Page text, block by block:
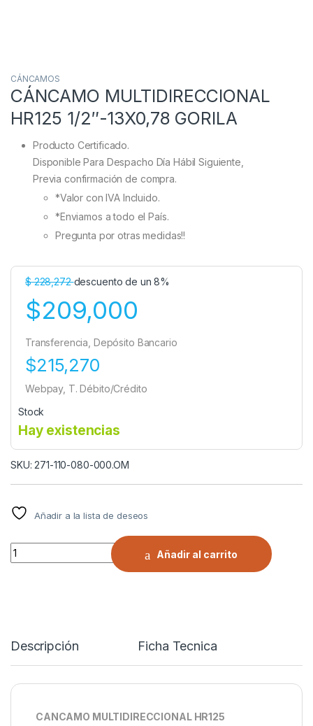
CÁNCAMOS
CÁNCAMO MULTIDIRECCIONAL
HR125 1/2″-13X0,78 GORILA
Producto Certificado.
Disponible Para Despacho Día Hábil Siguiente,
Previa confirmación de compra.
*Valor con IVA Incluido.
*Enviamos a todo el País.
Pregunta por otras medidas!!
$228,272descuento de un 8%
$209,000
Transferencia, Depósito Bancario
$215,270
Webpay, T. Débito/Crédito
Stock
Hay existencias
SKU: 271-110-080-000.OM
Añadir a la lista de deseos
CÁNCAMO MULTIDIRECCIONAL HR125 1/2"-13X0,78 GORILA
Añadir al carrito
Descripción Ficha Tecnica
CANCAMO MULTIDIRECCIONAL HR125